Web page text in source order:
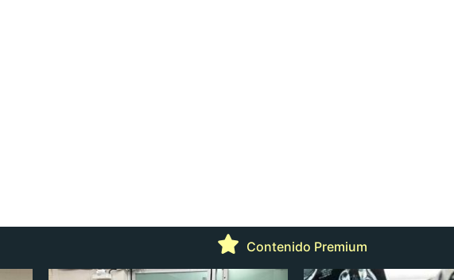
Contenido Premium